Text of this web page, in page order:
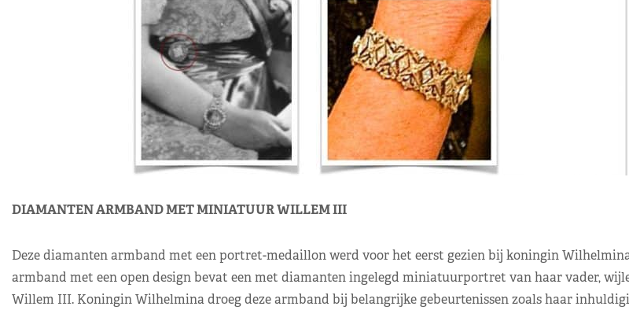
DIAMANTEN ARMBAND MET MINIATUUR WILLEM III
Deze diamanten armband met een portret-medaillon werd voor het eerst gezien bij koningin Wilhelmina
armband met een open design bevat een met diamanten ingelegd miniatuurportret van haar vader,
Willem III. Koningin Wilhelmina droeg deze armband bij belangrijke gebeurtenissen zoals haar